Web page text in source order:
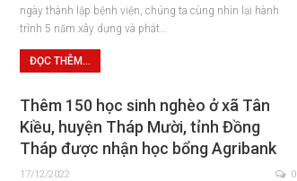
ngày thành lập bệnh viện, chúng ta cùng nhìn lại hành
trình 5 năm xây dựng và phát…
ĐỌC THÊM...
Thêm 150 học sinh nghèo ở xã Tân
Kiều, huyện Tháp Mười, tỉnh Đồng
Tháp được nhận học bổng Agribank
17/12/2022 0